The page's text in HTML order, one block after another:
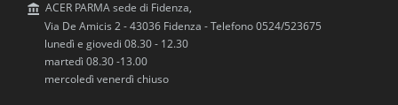
ACER PARMA sede di Fidenza,
Via De Amicis 2 - 43036 Fidenza - Telefono 0524/523675
lunedì e giovedi 08.30 - 12.30
martedì 08.30 -13.00
mercoledì venerdì chiuso